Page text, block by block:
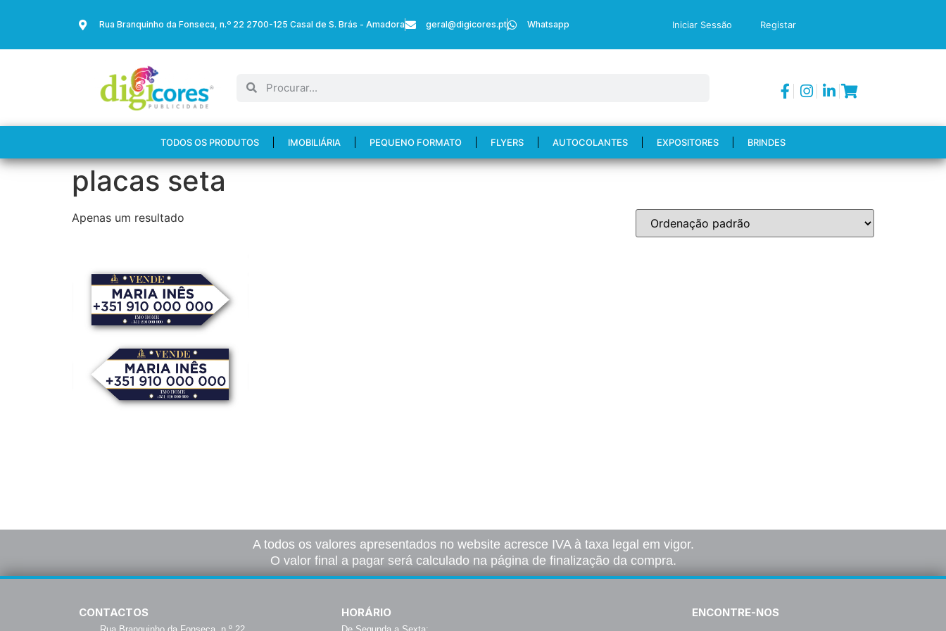
Rua Branquinho da Fonseca, n.º 22 2700-125 Casal de S. Brás - Amadora geral@digicores.pt Whatsapp Iniciar Sessão Registar
TODOS OS PRODUTOS IMOBILIÁRIA PEQUENO FORMATO FLYERS AUTOCOLANTES EXPOSITORES BRINDES
placas seta
Apenas um resultado
A todos os valores apresentados no website acresce IVA à taxa legal em vigor.
O valor final a pagar será calculado na página de finalização da compra.
CONTACTOS HORÁRIO ENCONTRE-NOS